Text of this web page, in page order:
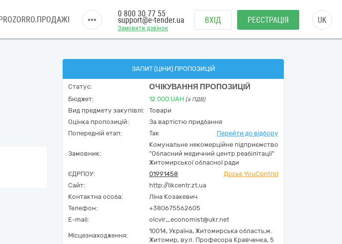
Замовити дзвінок
0 800 30 77 55
support@e-tender.ua ВХІД РЕЄСТРАЦІЯ UK
ЗАПИТ (ЦІНИ) ПРОПОЗИЦІЙ
Статус: ОЧІКУВАННЯ ПРОПОЗИЦІЙ
Бюджет: 12 000 UAH (з ПДВ)
Вид предмету закупівлі:
Товари
Оцінка пропозицій:
За вартістю придбання
Попередній етап:
Так Перейти до відбору
Замовник:
Комунальне некомерційне підприємство
"Обласний медичний центр реабілітації"
Житомирської обласної ради
ЄДРПОУ:
01991458
Досьє YouControl
Сайт:
http://likcentr.zt.ua
Контактна особа:
Ліна Козакевич
Телефон:
+380675562605
E-mail:
olcvir_economist@ukr.net
Місцезнаходження:
10014, Україна, Житомирська область,м.
Житомир, вул. Професора Кравченка, 5